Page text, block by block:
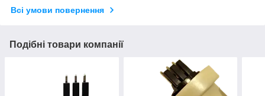
Всі умови повернення
Подібні товари компанії